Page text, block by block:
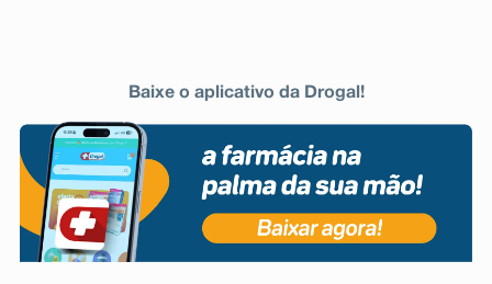
Baixe o aplicativo da Drogal!